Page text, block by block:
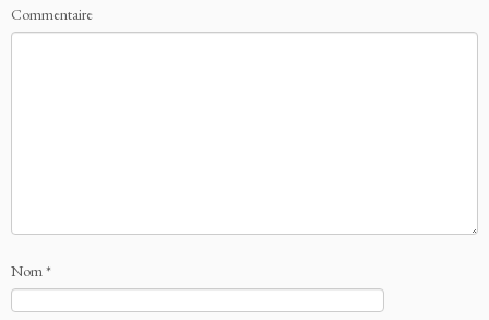
Commentaire
Nom *